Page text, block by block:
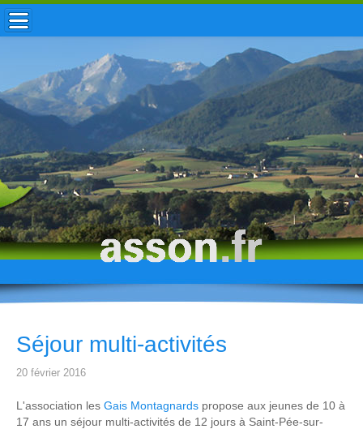
ACCUEIL / INFOS
MUNICIPALITÉ
VIE LOCALE
ENFANCE
TOURISME
HISTOIRE
Séjour multi-activités
20 février 2016
L'association les Gais Montagnards propose aux jeunes de 10 à
17 ans un séjour multi-activités de 12 jours à Saint-Pée-sur-